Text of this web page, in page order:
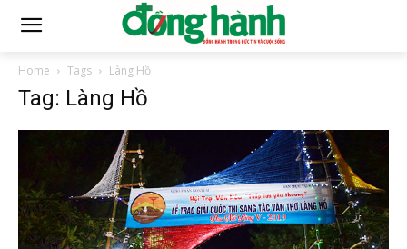
Home Tags Làng Hồ
Tag: Làng Hồ